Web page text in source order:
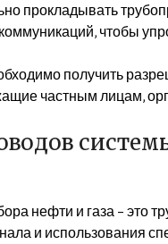
прокладывать
чтобы
получить
частным лицам‚
нефти и газа – это
и использования